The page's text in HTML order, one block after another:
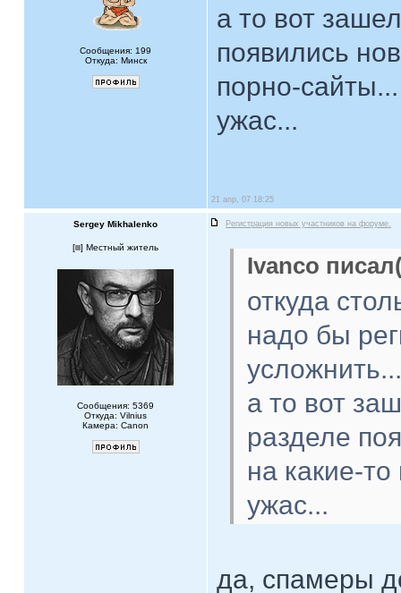
Сообщения: 199
Откуда: Минск
а то вот
появились
порно-сайты...
ужас...
21 апр, 07 18:25
Sergey Mikhalenko Регистрация новых участников на форуме.
[ ] Местный житель
Сообщения: 5369
Откуда: Vilnius
Камера: Canon
Ivanco
откуда
надо бы
усложнить...
а то вот
разделе
на какие-
ужас...
да, спамеры